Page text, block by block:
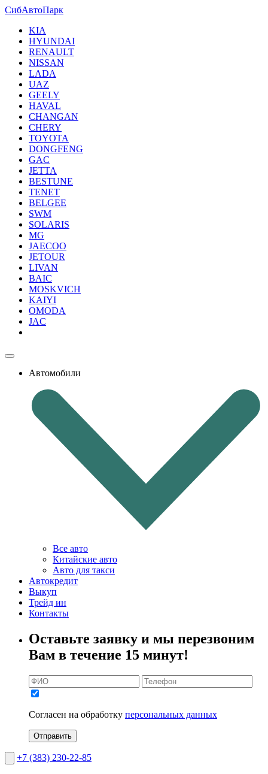
СибАвтоПарк
KIA
HYUNDAI
RENAULT
NISSAN
LADA
UAZ
GEELY
HAVAL
CHANGAN
CHERY
TOYOTA
DONGFENG
GAC
JETTA
BESTUNE
TENET
BELGEE
SWM
SOLARIS
MG
JAECOO
JETOUR
LIVAN
BAIC
MOSKVICH
KAIYI
OMODA
JAC
Автомобили
Все авто
Китайские авто
Авто для такси
Автокредит
Выкуп
Трейд ин
Контакты
Оставьте заявку и мы перезвоним
Вам в течение 15 минут!
Согласен на обработку персональных данных
Отправить
+7 (383) 230-22-85